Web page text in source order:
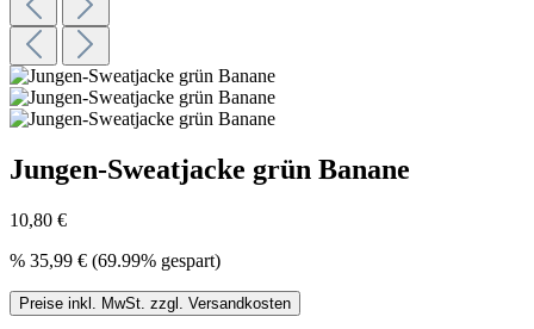
Jungen-Sweatjacke grün Banane
10,80 €
% 35,99 € (69.99% gespart)
Preise inkl. MwSt. zzgl. Versandkosten